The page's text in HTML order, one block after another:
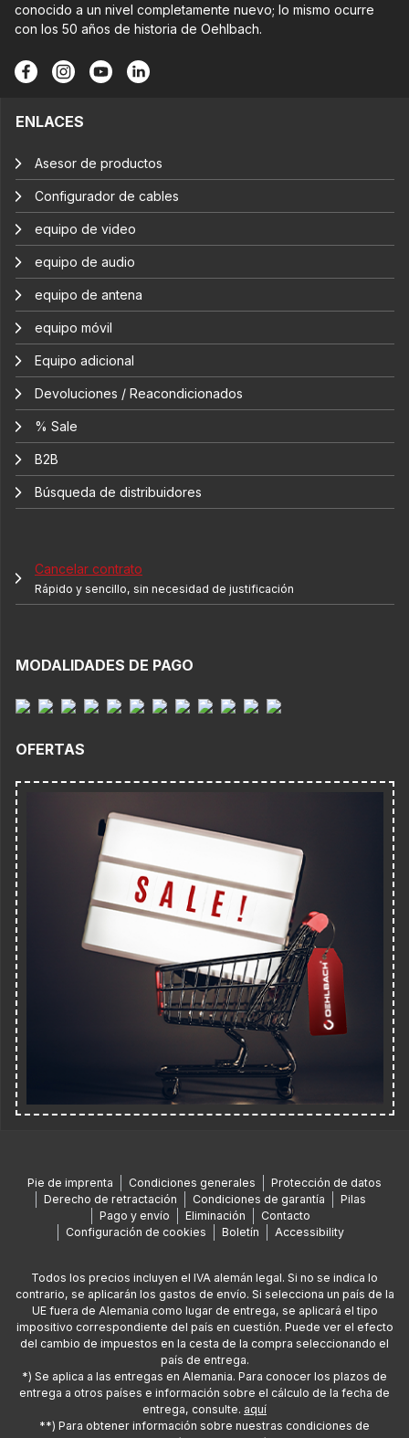
conocido a un nivel completamente nuevo; lo mismo ocurre
con los 50 años de historia de Oehlbach.
ENLACES
Asesor de productos
Configurador de cables
equipo de video
equipo de audio
equipo de antena
equipo móvil
Equipo adicional
Devoluciones / Reacondicionados
% Sale
B2B
Búsqueda de distribuidores
Cancelar contrato
Rápido y sencillo, sin necesidad de justificación
MODALIDADES DE PAGO
OFERTAS
Pie de imprenta Condiciones generales
Protección de datos
Derecho de retractación
Condiciones de garantía
Pilas
Pago y envío
Eliminación
Contacto
Configuración de cookies
Boletín Accessibility
Todos los precios incluyen el IVA alemán legal. Si no se indica lo
contrario, se aplicarán los gastos de envío. Si selecciona un país de la
UE fuera de Alemania como lugar de entrega, se aplicará el tipo
impositivo correspondiente del país en cuestión. Puede ver el efecto
del cambio de impuestos en la cesta de la compra seleccionando el
país de entrega.
*) Se aplica a las entregas en Alemania. Para conocer los plazos de
entrega a otros países e información sobre el cálculo de la fecha de
entrega, consulte. aquí
**) Para obtener información sobre nuestras condiciones de